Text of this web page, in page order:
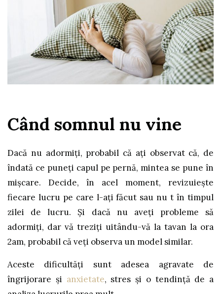
Când somnul nu vine
Dacă nu adormiți, probabil că ați observat că, de
îndată ce puneți capul pe pernă, mintea se pune în
mișcare. Decide, în acel moment, revizuiește
fiecare lucru pe care l-ați făcut sau nu t în timpul
zilei de lucru. Și dacă nu aveți probleme să
adormiți, dar vă treziți uitându-vă la tavan la ora
2am, probabil că veți observa un model similar.
Aceste dificultăți sunt adesea agravate de
îngrijorare și anxietate, stres și o tendință de a